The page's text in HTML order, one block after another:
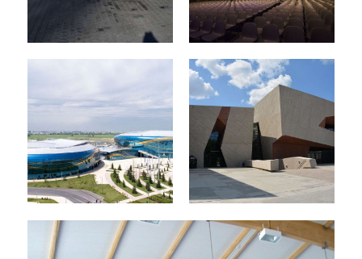
Lodowisko
Bydgoszcz
Klub Studio,
Kraków
Stadion Almaty
Arena,
Jordanki - Toruń